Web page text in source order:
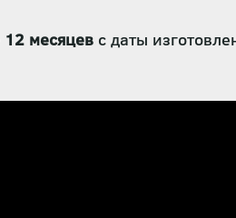
12 месяцев с даты